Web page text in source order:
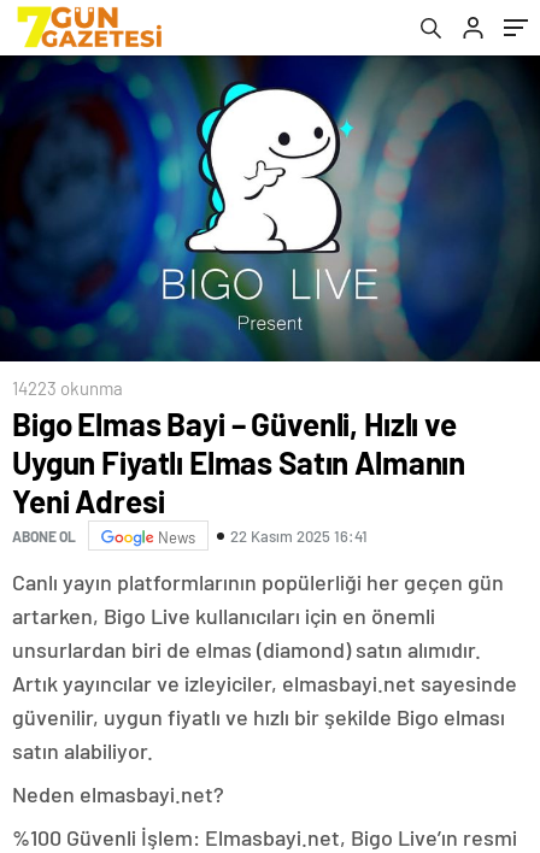
14223 okunma
Bigo Elmas Bayi – Güvenli, Hızlı ve
Uygun Fiyatlı Elmas Satın Almanın
Yeni Adresi
ABONE OL News 22 Kasım 2025 16:41
Canlı yayın platformlarının popülerliği her geçen gün
artarken, Bigo Live kullanıcıları için en önemli
unsurlardan biri de elmas (diamond) satın alımıdır.
Artık yayıncılar ve izleyiciler, elmasbayi.net sayesinde
güvenilir, uygun fiyatlı ve hızlı bir şekilde Bigo elması
satın alabiliyor.
Neden elmasbayi.net?
%100 Güvenli İşlem: Elmasbayi.net, Bigo Live’ın resmi